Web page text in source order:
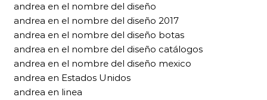
andrea en el nombre del diseño
andrea en el nombre del diseño 2017
andrea en el nombre del diseño botas
andrea en el nombre del diseño catálogos
andrea en el nombre del diseño mexico
andrea en Estados Unidos
andrea en linea